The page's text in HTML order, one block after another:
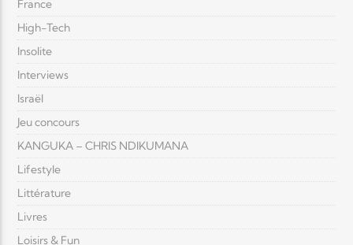
France
High-Tech
Insolite
Interviews
Israël
Jeu concours
KANGUKA – CHRIS NDIKUMANA
Lifestyle
Littérature
Livres
Loisirs & Fun